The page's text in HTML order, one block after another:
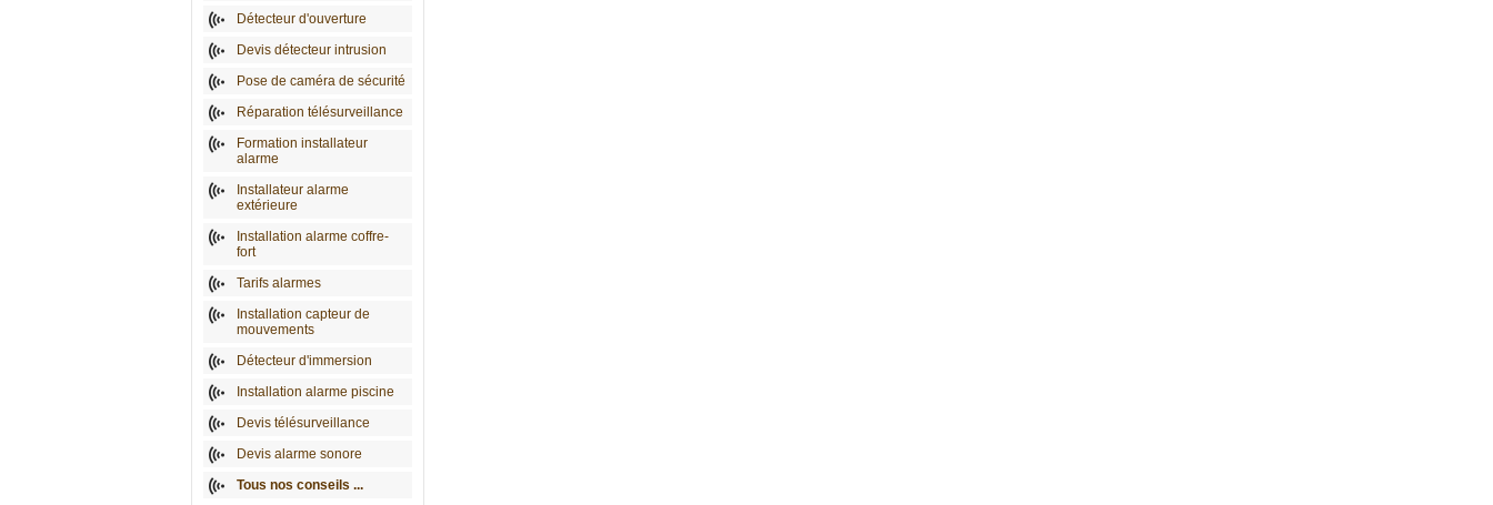
Détecteur d'ouverture
Devis détecteur intrusion
Pose de caméra de sécurité
Réparation télésurveillance
Formation installateur
alarme
Installateur alarme
extérieure
Installation alarme coffre-
fort
Tarifs alarmes
Installation capteur de
mouvements
Détecteur d'immersion
Installation alarme piscine
Devis télésurveillance
Devis alarme sonore
Tous nos conseils ...